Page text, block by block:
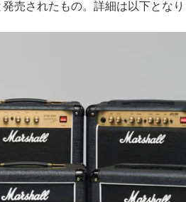
売されたもの。詳細は以下とな